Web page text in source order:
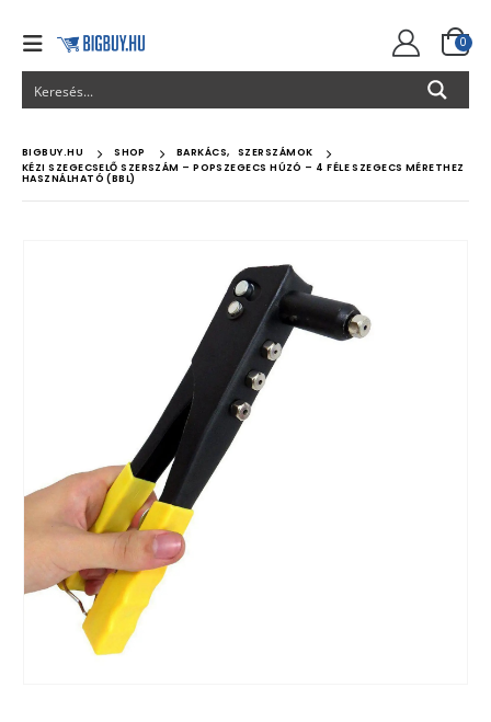
0
BIGBUY.HU SHOP BARKÁCS,
SZERSZÁMOK
KÉZI SZEGECSELŐ SZERSZÁM – POPSZEGECS HÚZÓ – 4 FÉLE SZEGECS MÉRETHEZ
HASZNÁLHATÓ (BBL)